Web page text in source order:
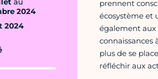
2024
2024
prennent
écosystème et
également aux
connaissances
plus de se
réfléchir aux